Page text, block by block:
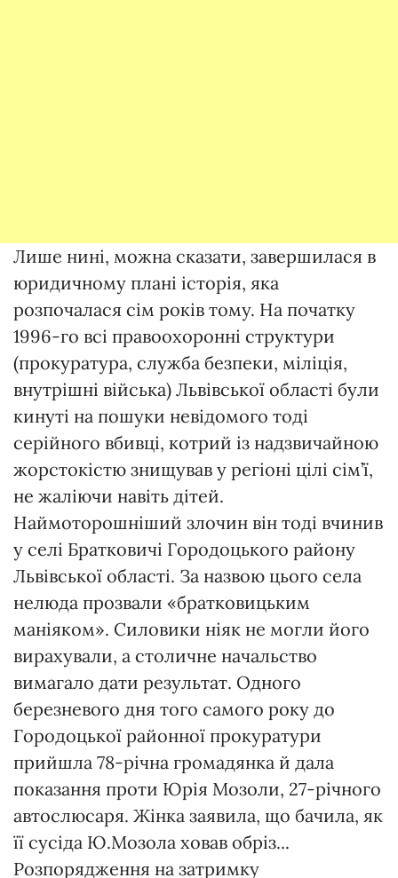
Лише нині, можна сказати, завершилася в
юридичному плані історія, яка
розпочалася сім років тому. На початку
1996-го всі правоохоронні структури
(прокуратура, служба безпеки, міліція,
внутрішні війська) Львівської області були
кинуті на пошуки невідомого тоді
серійного вбивці, котрий із надзвичайною
жорстокістю знищував у регіоні цілі сім’ї,
не жаліючи навіть дітей.
Наймоторошніший злочин він тоді вчинив
у селі Братковичі Городоцького району
Львівської області. За назвою цього села
нелюда прозвали «братковицьким
маніяком». Силовики ніяк не могли його
вирахували, а столичне начальство
вимагало дати результат. Одного
березневого дня того самого року до
Городоцької районної прокуратури
прийшла 78-річна громадянка й дала
показання проти Юрія Мозоли, 27-річного
автослюсаря. Жінка заявила, що бачила, як
її сусіда Ю.Мозола ховав обріз...
Розпорядження на затримку